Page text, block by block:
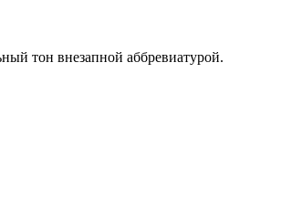
тон внезапной аббревиатурой.